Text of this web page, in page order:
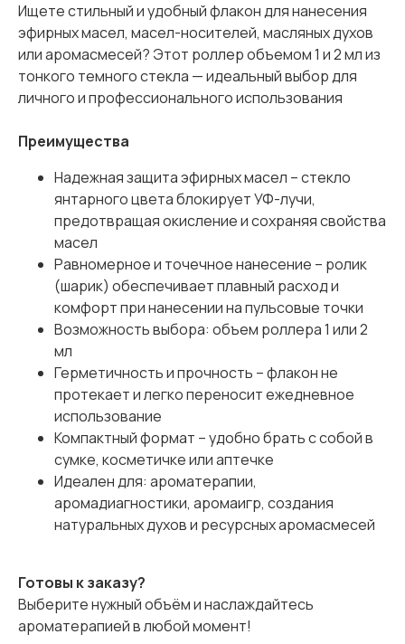
Ищете стильный и удобный флакон для нанесения
эфирных масел, масел-носителей, масляных духов
или аромасмесей? Этот роллер объемом 1 и 2 мл из
тонкого темного стекла — идеальный выбор для
личного и профессионального использования
Преимущества
Надежная защита эфирных масел – стекло
янтарного цвета блокирует УФ-лучи,
предотвращая окисление и сохраняя свойства
масел
Равномерное и точечное нанесение – ролик
(шарик) обеспечивает плавный расход и
комфорт при нанесении на пульсовые точки
Возможность выбора: объем роллера 1 или 2
мл
Герметичность и прочность – флакон не
протекает и легко переносит ежедневное
использование
Компактный формат – удобно брать с собой в
сумке, косметичке или аптечке
Идеален для: ароматерапии,
аромадиагностики, аромаигр, создания
натуральных духов и ресурсных аромасмесей
Готовы к заказу?
Выберите нужный объём и наслаждайтесь
ароматерапией в любой момент!